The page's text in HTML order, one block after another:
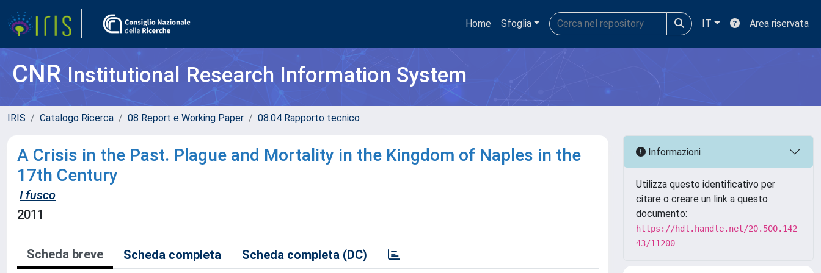
Home Sfoglia IT Area riservata
CNRInstitutional Research Information System
IRIS Catalogo Ricerca 08 Report e Working Paper 08.04 Rapporto tecnico
A Crisis in the Past. Plague and Mortality in the Kingdom of Naples in the
17th Century
I fusco
2011
Scheda breve Scheda completa Scheda completa (DC)
Informazioni
Utilizza questo identificativo per
citare o creare un link a questo
documento:
https://hdl.handle.net/20.500.142
43/11200